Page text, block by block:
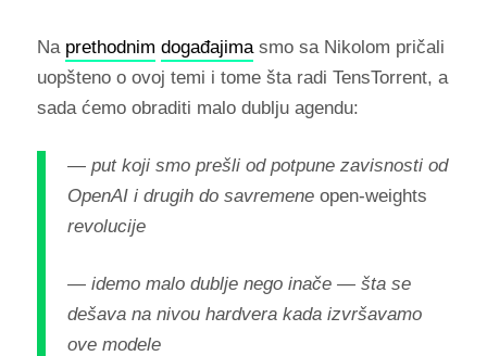
Na prethodnim događajimasmo sa Nikolom pričali
uopšteno o ovoj temi i tome šta radi TensTorrent, a
sada ćemo obraditi malo dublju agendu:
— put koji smo prešli od potpune zavisnosti od
OpenAI i drugih do savremene open-weights
revolucije
— idemo malo dublje nego inače — šta se
dešava na nivou hardvera kada izvršavamo
ove modele